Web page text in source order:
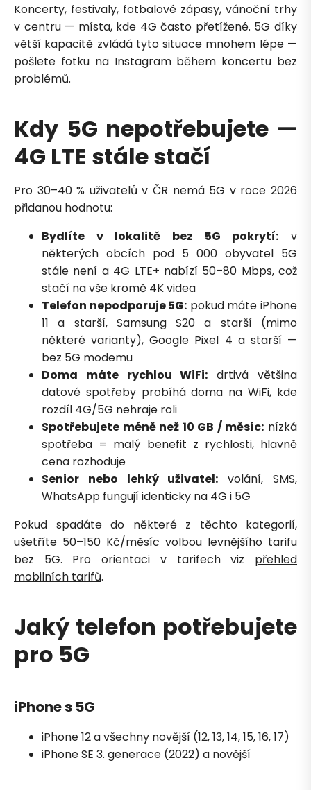
Koncerty, festivaly, fotbalové zápasy, vánoční trhy
v centru — místa, kde 4G často přetížené. 5G díky
větší kapacitě zvládá tyto situace mnohem lépe —
pošlete fotku na Instagram během koncertu bez
problémů.
Kdy 5G nepotřebujete —
4G LTE stále stačí
Pro 30–40 % uživatelů v ČR nemá 5G v roce 2026
přidanou hodnotu:
Bydlíte v lokalitě bez 5G pokrytí: v
některých obcích pod 5 000 obyvatel 5G
stále není a 4G LTE+ nabízí 50–80 Mbps, což
stačí na vše kromě 4K videa
Telefon nepodporuje 5G: pokud máte iPhone
11 a starší, Samsung S20 a starší (mimo
některé varianty), Google Pixel 4 a starší —
bez 5G modemu
Doma máte rychlou WiFi: drtivá většina
datové spotřeby probíhá doma na WiFi, kde
rozdíl 4G/5G nehraje roli
Spotřebujete méně než 10 GB / měsíc: nízká
spotřeba = malý benefit z rychlosti, hlavně
cena rozhoduje
Senior nebo lehký uživatel: volání, SMS,
WhatsApp fungují identicky na 4G i 5G
Pokud spadáte do některé z těchto kategorií,
ušetříte 50–150 Kč/měsíc volbou levnějšího tarifu
bez 5G. Pro orientaci v tarifech viz přehled
mobilních tarifů.
Jaký telefon potřebujete
pro 5G
iPhone s 5G
iPhone 12 a všechny novější (12, 13, 14, 15, 16, 17)
iPhone SE 3. generace (2022) a novější
PN
Petra je online
Zavolá do 2 minut · Po–Pá 8–18
Zavolejte mi zpět